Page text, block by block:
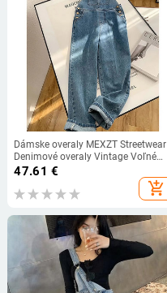
Dámske overaly MEXZT Streetwear
Denimové overaly Vintage Voľné
Casual Široké nohavice Vysoký pás
Ramienko Rovné džínsy Nohavice
Nové
47.61 €
add_shopping_cart